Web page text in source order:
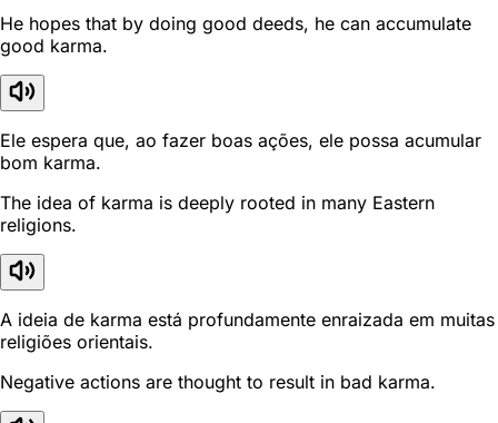
He hopes that by doing good deeds, he can accumulate
good karma.
Ele espera que, ao fazer boas ações, ele possa acumular
bom karma.
The idea of karma is deeply rooted in many Eastern
religions.
A ideia de karma está profundamente enraizada em muitas
religiões orientais.
Negative actions are thought to result in bad karma.